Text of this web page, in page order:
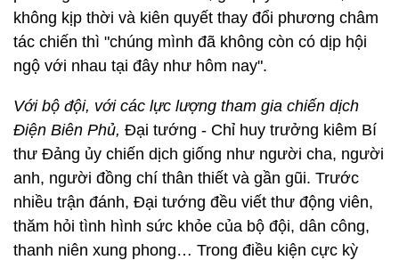
không kịp thời và kiên quyết thay đổi phương châm
tác chiến thì "chúng mình đã không còn có dịp hội
ngộ với nhau tại đây như hôm nay".
Với bộ đội, với các lực lượng tham gia chiến dịch
Điện Biên Phủ, Đại tướng - Chỉ huy trưởng kiêm Bí
thư Đảng ủy chiến dịch giống như người cha, người
anh, người đồng chí thân thiết và gần gũi. Trước
nhiều trận đánh, Đại tướng đều viết thư động viên,
thăm hỏi tình hình sức khỏe của bộ đội, dân công,
thanh niên xung phong… Trong điều kiện cực kỳ